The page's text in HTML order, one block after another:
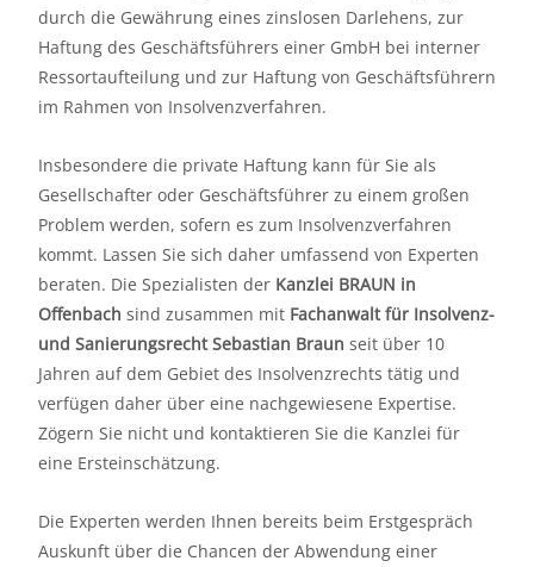
durch die Gewährung eines zinslosen Darlehens, zur
Haftung des Geschäftsführers einer GmbH bei interner
Ressortaufteilung und zur Haftung von Geschäftsführern
im Rahmen von Insolvenzverfahren.
Insbesondere die private Haftung kann für Sie als
Gesellschafter oder Geschäftsführer zu einem großen
Problem werden, sofern es zum Insolvenzverfahren
kommt. Lassen Sie sich daher umfassend von Experten
beraten. Die Spezialisten der Kanzlei BRAUN in
Offenbach sind zusammen mit Fachanwalt für Insolvenz-
und Sanierungsrecht Sebastian Braun seit über 10
Jahren auf dem Gebiet des Insolvenzrechts tätig und
verfügen daher über eine nachgewiesene Expertise.
Zögern Sie nicht und kontaktieren Sie die Kanzlei für
eine Ersteinschätzung.
Die Experten werden Ihnen bereits beim Erstgespräch
Auskunft über die Chancen der Abwendung einer